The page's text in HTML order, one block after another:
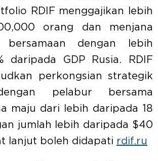
RDIF menggajikan lebih
orang dan menjana
dengan lebih
daripada GDP Rusia. RDIF
perkongsian strategik
pelabur bersama
maju dari lebih daripada 18
jumlah lebih daripada $40
lanjut boleh didapati rdif.ru